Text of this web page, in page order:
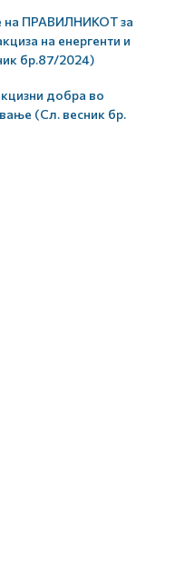
на ПРАВИЛНИКОТ за
на енергенти и
бр.87/2024)
добра во
(Сл. весник бр.